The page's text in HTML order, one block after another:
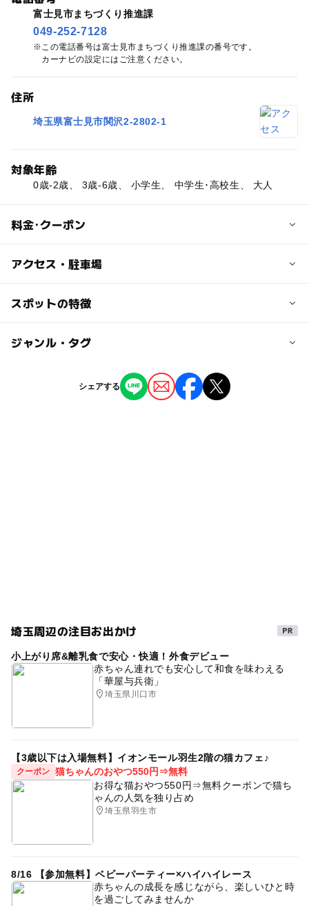
富士見市まちづくり推進課
049-252-7128
この電話番号は富士見市まちづくり推進課の番号です。
カーナビの設定にはご注意ください。
住所
埼玉県富士見市関沢2-2802-1
対象年齢
0歳-2歳、 3歳-6歳、 小学生、 中学生･高校生、 大人
料金･クーポン
子供の料金
アクセス・駐車場
交通アクセス
スポットの特徴
駐車場あり ー
ー 託児所
ジャンル・タグ
シェアする
埼玉周辺の注目お出かけ
小上がり席&離乳食で安心・快適！外食デビュー
赤ちゃん連れでも安心して和食を味わえる
「華屋与兵衛」
埼玉県川口市
【3歳以下は入場無料】イオンモール羽生2階の猫カフェ♪
クーポン 猫ちゃんのおやつ550円⇒無料
お得な猫おやつ550円⇒無料クーポンで猫ち
ゃんの人気を独り占め
埼玉県羽生市
8/16 【参加無料】ベビーパーティー×ハイハイレース
赤ちゃんの成長を感じながら、楽しいひと時
を過ごしてみませんか